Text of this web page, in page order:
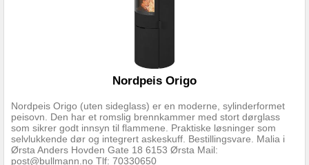
Nordpeis Origo (uten sideglass) er en moderne, sylinderformet
peisovn. Den har et romslig brennkammer med stort dørglass
som sikrer godt innsyn til flammene. Praktiske løsninger som
selvlukkende dør og integrert askeskuff. Bestillingsvare. Malia i
Ørsta Anders Hovden Gate 18 6153 Ørsta Mail:
post@bullmann.no Tlf: 70330650
Nordpeis Origo